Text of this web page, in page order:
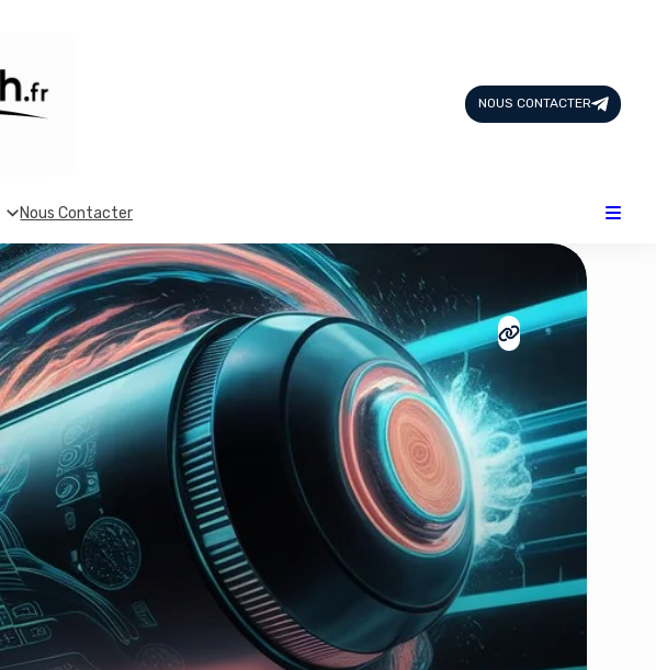
NOUS CONTACTER
Nous Contacter
Design & Créativité
E-commerce
Famille
Finance
Intelligence Artificielle
Lifestyle
Marketing & Ventes
Plateformes
Produits physiques
Santé et Forme
Social & Communauté
Tech & Développement
Travail & Productivité
Voyage